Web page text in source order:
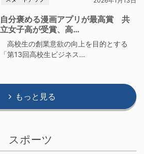
自分褒める漫画アプリが最高賞 共
立女子高が受賞、高…
高校生の創業意欲の向上を目的とする
「第13回高校生ビジネス…
もっと見る
スポーツ